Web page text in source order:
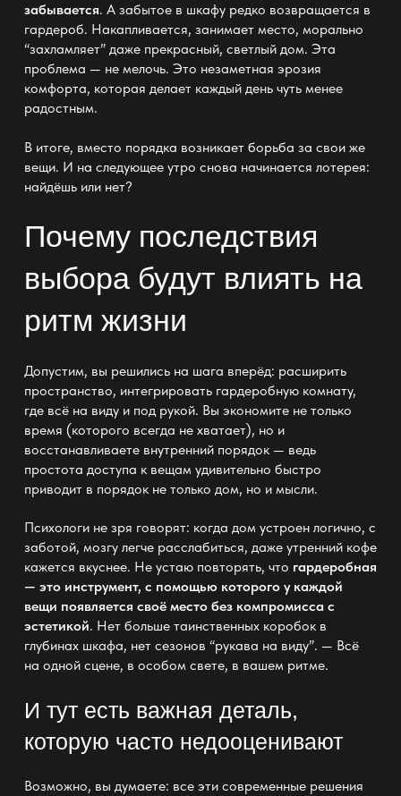
забывается. А забытое в шкафу редко возвращается в
гардероб. Накапливается, занимает место, морально
“захламляет” даже прекрасный, светлый дом. Эта
проблема — не мелочь. Это незаметная эрозия
комфорта, которая делает каждый день чуть менее
радостным.
В итоге, вместо порядка возникает борьба за свои же
вещи. И на следующее утро снова начинается лотерея:
найдёшь или нет?
Почему последствия
выбора будут влиять на
ритм жизни
Допустим, вы решились на шага вперёд: расширить
пространство, интегрировать гардеробную комнату,
где всё на виду и под рукой. Вы экономите не только
время (которого всегда не хватает), но и
восстанавливаете внутренний порядок — ведь
простота доступа к вещам удивительно быстро
приводит в порядок не только дом, но и мысли.
Психологи не зря говорят: когда дом устроен логично, с
заботой, мозгу легче расслабиться, даже утренний кофе
кажется вкуснее. Не устаю повторять, что гардеробная
— это инструмент, с помощью которого у каждой
вещи появляется своё место без компромисса c
эстетикой. Нет больше таинственных коробок в
глубинах шкафа, нет сезонов “рукава на виду”. — Всё
на одной сцене, в особом свете, в вашем ритме.
И тут есть важная деталь,
которую часто недооценивают
Возможно, вы думаете: все эти современные решения